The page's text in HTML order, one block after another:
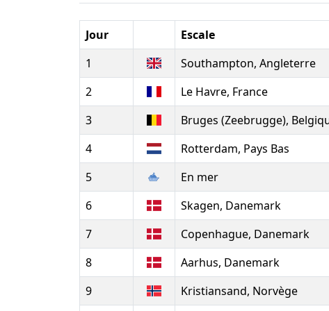
Jour Escale
1
Southampton, Angleterre
2
Le Havre, France
3
Bruges (Zeebrugge),
4
Rotterdam, Pays Bas
5
En mer
6
Skagen, Danemark
7
Copenhague, Danemark
8
Aarhus, Danemark
9
Kristiansand, Norvège